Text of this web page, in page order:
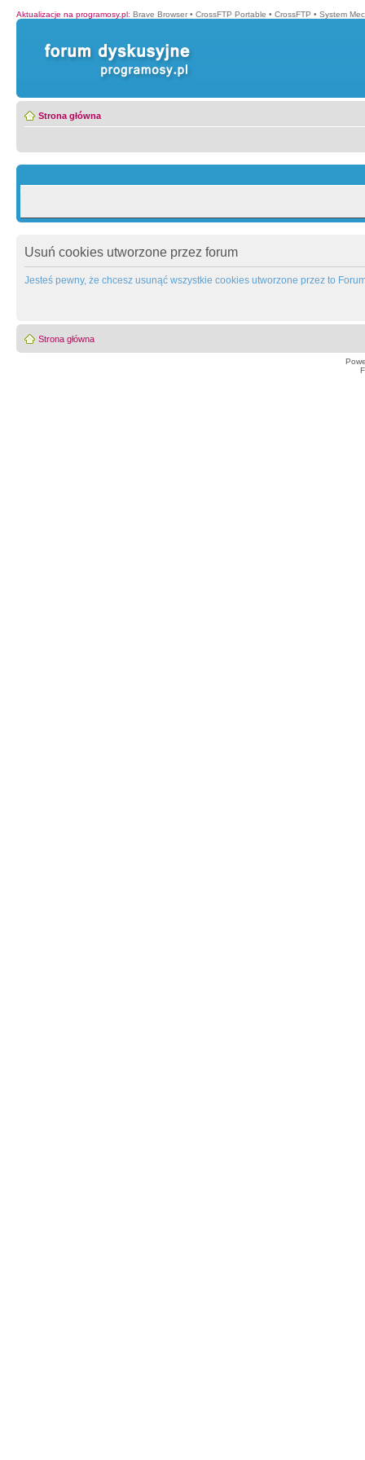
Aktualizacje na programosy.pl: Brave Browser • CrossFTP Portable • CrossFTP • System
Strona główna
Usuń cookies utworzone przez forum
Jesteś pewny, że chcesz usunąć wszystkie cookies utworzone przez to
Strona główna